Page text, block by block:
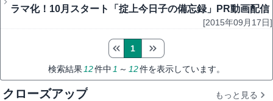
ラマ化！10月スタート「掟上今日子の備忘録」PR動画配信
[2015年09月17日]
検索結果 12件中 1 ～ 12件を表示しています。
1
クローズアップ もっと見る